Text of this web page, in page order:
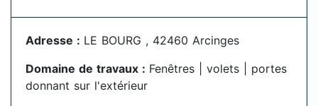
Adresse : LE BOURG , 42460 Arcinges
Domaine de travaux : Fenêtres | volets | portes
donnant sur l'extérieur